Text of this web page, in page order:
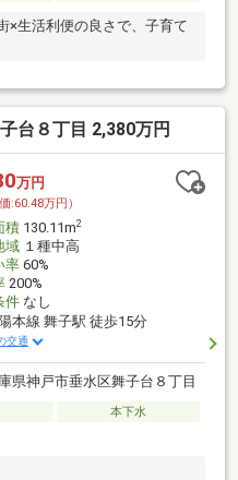
×生活利便の良さで、子育て
台８丁目 2,380万円
万円
:60.48万円）
積130.11m2
域１種中高
率60%
200%
件なし
本線 舞子駅 徒歩15分
交通
県神戸市垂水区舞子台８丁目
本下水